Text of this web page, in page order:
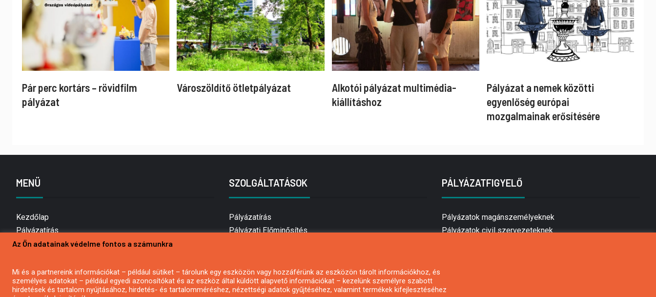
Pár perc kortárs – rövidfilm
pályázat
Városzöldítő ötletpályázat
Alkotói pályázat multimédia-
kiállításhoz
Pályázat a nemek közötti
egyenlőség európai
mozgalmainak erősítésére
MENÜ
Kezdőlap
Pályázatírás
Bemutatkozás
Hírlevél feliratkozás
Impresszum
SZOLGÁLTATÁSOK
Pályázatírás
Pályázati Előminősítés
Mezőgazdasági pályázatírás
Pályázatírás magánszemélyeknek
PÁLYÁZATFIGYELŐ
Pályázatok magánszemélyeknek
Pályázatok civil szervezeteknek
Az Ön adatainak védelme fontos a számunkra
Mi és a partnereink információkat – például sütiket – tárolunk egy eszközön vagy hozzáférünk az eszközön tárolt információkhoz, és
személyes adatokat – például egyedi azonosítókat és az eszköz által küldött alapvető információkat – kezelünk személyre szabott
hirdetések és tartalom nyújtásához, hirdetés- és tartalomméréshez, nézettségi adatok gyűjtéséhez, valamint termékek kifejlesztéséhez